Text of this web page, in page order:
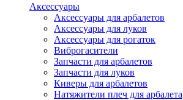
Аксессуары
Аксессуары для арбалетов
Аксессуары для луков
Аксессуары для рогаток
Виброгасители
Запчасти для арбалетов
Запчасти для луков
Киверы для арбалетов
Натяжители плеч для арбалета